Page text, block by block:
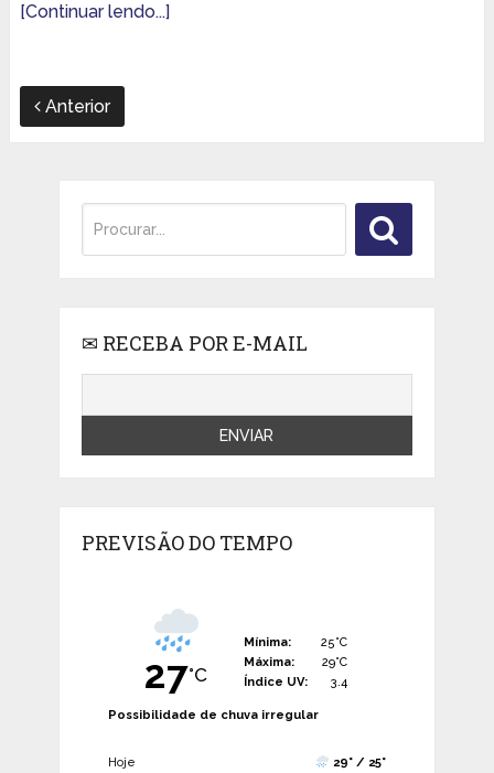
[Continuar lendo...]
Anterior
✉ RECEBA POR E-MAIL
PREVISÃO DO TEMPO
27°C
Mínima:
25°C
Máxima:
29°C
Índice UV:
3.4
Possibilidade de chuva irregular
Hoje
29° / 25°